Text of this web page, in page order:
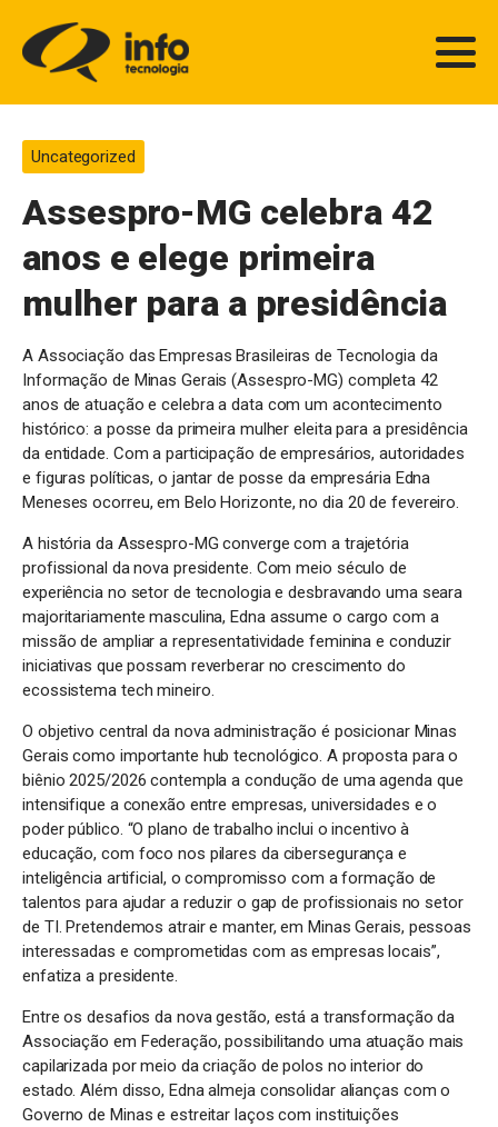
Uncategorized
Assespro-MG celebra 42
anos e elege primeira
mulher para a presidência
A Associação das Empresas Brasileiras de Tecnologia da
Informação de Minas Gerais (Assespro-MG) completa 42
anos de atuação e celebra a data com um acontecimento
histórico: a posse da primeira mulher eleita para a presidência
da entidade. Com a participação de empresários, autoridades
e figuras políticas, o jantar de posse da empresária Edna
Meneses ocorreu, em Belo Horizonte, no dia 20 de fevereiro.
A história da Assespro-MG converge com a trajetória
profissional da nova presidente. Com meio século de
experiência no setor de tecnologia e desbravando uma seara
majoritariamente masculina, Edna assume o cargo com a
missão de ampliar a representatividade feminina e conduzir
iniciativas que possam reverberar no crescimento do
ecossistema tech mineiro.
O objetivo central da nova administração é posicionar Minas
Gerais como importante hub tecnológico. A proposta para o
biênio 2025/2026 contempla a condução de uma agenda que
intensifique a conexão entre empresas, universidades e o
poder público. “O plano de trabalho inclui o incentivo à
educação, com foco nos pilares da cibersegurança e
inteligência artificial, o compromisso com a formação de
talentos para ajudar a reduzir o gap de profissionais no setor
de TI. Pretendemos atrair e manter, em Minas Gerais, pessoas
interessadas e comprometidas com as empresas locais”,
enfatiza a presidente.
Entre os desafios da nova gestão, está a transformação da
Associação em Federação, possibilitando uma atuação mais
capilarizada por meio da criação de polos no interior do
estado. Além disso, Edna almeja consolidar alianças com o
Governo de Minas e estreitar laços com instituições